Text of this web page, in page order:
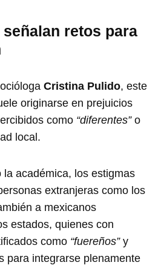
retos para
Cristina Pulido, este
originarse en prejuicios
como “diferentes”o
local.
la académica, los estigmas
extranjeras como los
a mexicanos
estados, quienes con
como “fuereños”y
para integrarse plenamente